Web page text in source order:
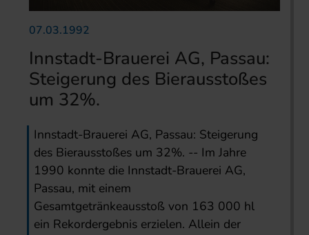
07.03.1992
Innstadt-Brauerei AG, Passau:
Steigerung des Bierausstoßes
um 32%.
Innstadt-Brauerei AG, Passau: Steigerung
des Bierausstoßes um 32%. -- Im Jahre
1990 konnte die Innstadt-Brauerei AG,
Passau, mit einem
Gesamtgetränkeausstoß von 163 000 hl
ein Rekordergebnis erzielen. Allein der